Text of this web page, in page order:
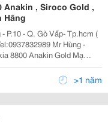
Anakin , Siroco Gold ,
Hãng
P.10 - Q. Gò Vấp- Tp.hcm (
Mr Hùng -
Được Đánh Giá Là Một
San
>1 năm